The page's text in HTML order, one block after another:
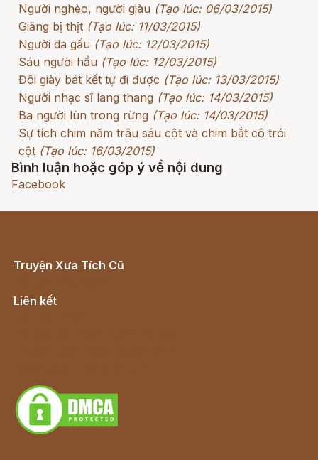
Người nghèo, người giàu (Tạo lúc: 06/03/2015)
Giăng bị thịt (Tạo lúc: 11/03/2015)
Người da gấu (Tạo lúc: 12/03/2015)
Sáu người hầu (Tạo lúc: 12/03/2015)
Đôi giày bát kết tự đi được (Tạo lúc: 13/03/2015)
Người nhạc sĩ lang thang (Tạo lúc: 14/03/2015)
Ba người lùn trong rừng (Tạo lúc: 14/03/2015)
Sự tích chim năm trâu sáu cột và chim bắt cô trói
cột (Tạo lúc: 16/03/2015)
Bình luận hoặc góp ý về nội dung
Facebook
Truyện Xưa Tích Cũ
Liên kết